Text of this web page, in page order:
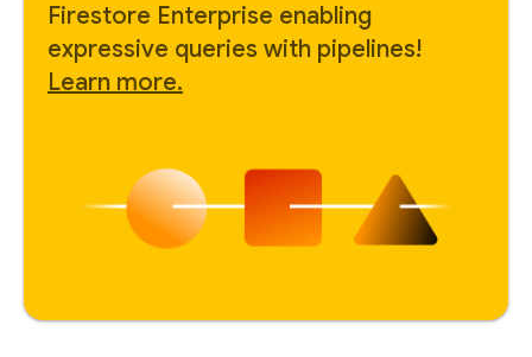
Firestore Enterprise enabling
expressive queries with pipelines!
Learn more.